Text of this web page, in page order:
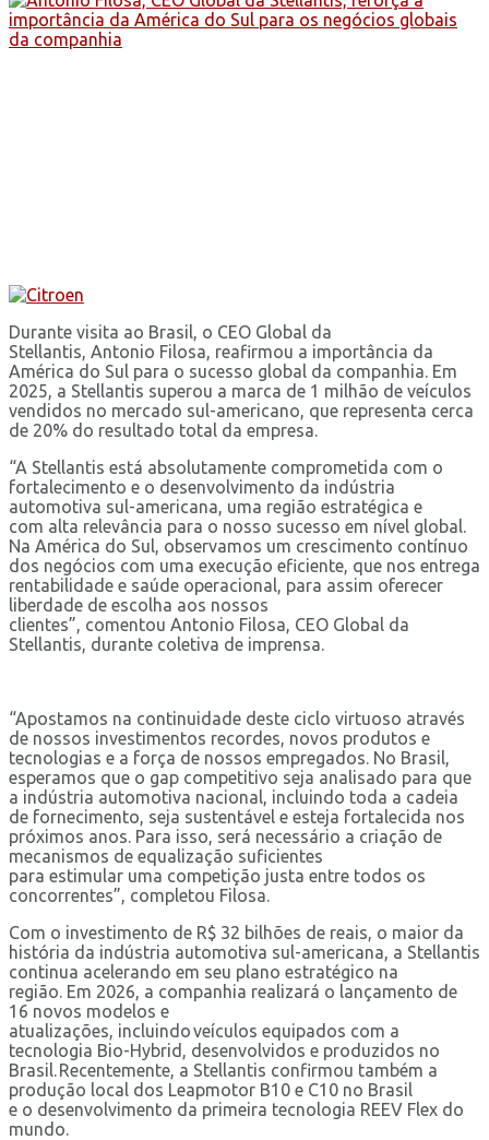
Durante visita ao Brasil, o CEO Global da
Stellantis, Antonio Filosa, reafirmou a importância da
América do Sul para o sucesso global da companhia. Em
2025, a Stellantis superou a marca de 1 milhão de veículos
vendidos no mercado sul-americano, que representa cerca
de 20% do resultado total da empresa.
“A Stellantis está absolutamente comprometida com o
fortalecimento e o desenvolvimento da indústria
automotiva sul-americana, uma região estratégica e
com alta relevância para o nosso sucesso em nível global.
Na América do Sul, observamos um crescimento contínuo
dos negócios com uma execução eficiente, que nos entrega
rentabilidade e saúde operacional, para assim oferecer
liberdade de escolha aos nossos
clientes”, comentou Antonio Filosa, CEO Global da
Stellantis, durante coletiva de imprensa.
“Apostamos na continuidade deste ciclo virtuoso através
de nossos investimentos recordes, novos produtos e
tecnologias e a força de nossos empregados. No Brasil,
esperamos que o gap competitivo seja analisado para que
a indústria automotiva nacional, incluindo toda a cadeia
de fornecimento, seja sustentável e esteja fortalecida nos
próximos anos. Para isso, será necessário a criação de
mecanismos de equalização suficientes
para estimular uma competição justa entre todos os
concorrentes”, completou Filosa.
Com o investimento de R$ 32 bilhões de reais, o maior da
história da indústria automotiva sul-americana, a Stellantis
continua acelerando em seu plano estratégico na
região. Em 2026, a companhia realizará o lançamento de
16 novos modelos e
atualizações, incluindo veículos equipados com a
tecnologia Bio-Hybrid, desenvolvidos e produzidos no
Brasil. Recentemente, a Stellantis confirmou também a
produção local dos Leapmotor B10 e C10 no Brasil
e o desenvolvimento da primeira tecnologia REEV Flex do
mundo.